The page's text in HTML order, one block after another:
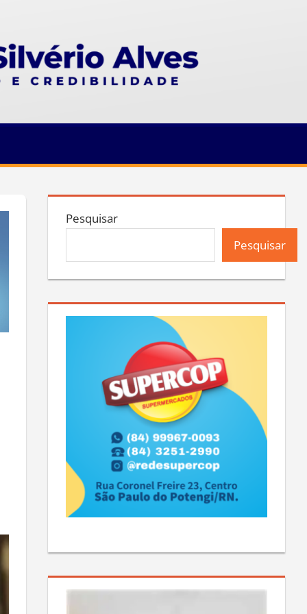
Pesquisar
Pesquisar